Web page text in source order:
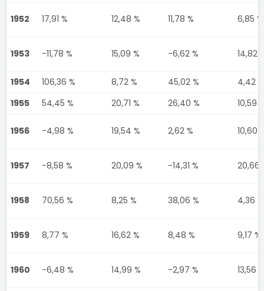
1952 17,91 % 12,48 % 11,78 % 6,85 %
1953 -11,78 % 15,09 % -6,62 % 14,82
1954 106,36 % 8,72 % 45,02 %
4,42 %
1955
54,45 % 20,71 % 26,40 % 10,59
1956 -4,98 % 19,54 % 2,62 % 10,60
1957 -8,58 % 20,09 % -14,31 % 20,66
1958 70,56 % 8,25 % 38,06 % 4,36 %
1959 8,77 % 16,62 % 8,48 % 9,17 %
1960 -6,48 % 14,99 % -2,97 % 13,56